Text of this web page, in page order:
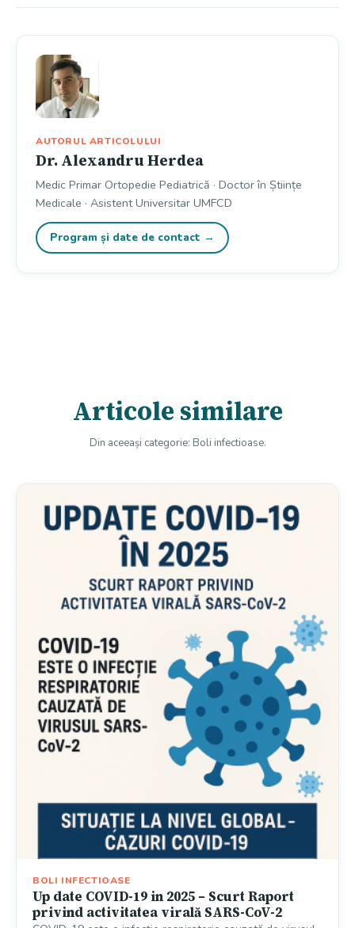
AUTORUL ARTICOLULUI
Dr. Alexandru Herdea
Medic Primar Ortopedie Pediatrică · Doctor în Științe
Medicale · Asistent Universitar UMFCD
Program și date de contact →
Articole similare
Din aceeași categorie: Boli infectioase.
BOLI INFECTIOASE
Up date COVID-19 in 2025 – Scurt Raport
privind activitatea virală SARS-CoV-2